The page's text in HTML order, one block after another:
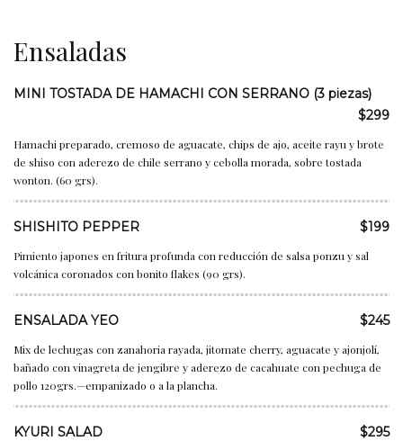
Ensaladas
MINI TOSTADA DE HAMACHI CON SERRANO (3 piezas)
$299
Hamachi preparado, cremoso de aguacate, chips de ajo, aceite rayu y brote
de shiso con aderezo de chile serrano y cebolla morada, sobre tostada
wonton. (60 grs).
SHISHITO PEPPER $199
Pimiento japones en fritura profunda con reducción de salsa ponzu y sal
volcánica coronados con bonito flakes (90 grs).
ENSALADA YEO $245
Mix de lechugas con zanahoria rayada, jitomate cherry, aguacate y ajonjolí,
bañado con vinagreta de jengibre y aderezo de cacahuate con pechuga de
pollo 120grs.—empanizado o a la plancha.
KYURI SALAD $295